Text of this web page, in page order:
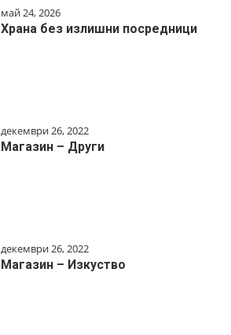
май 24, 2026
Храна без излишни посредници
декември 26, 2022
Магазин – Други
декември 26, 2022
Магазин – Изкуство